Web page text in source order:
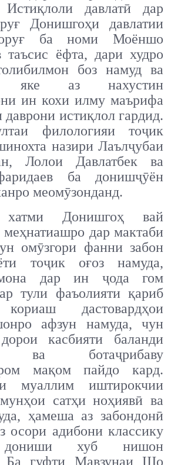
давлатӣ дар
Донишгоҳи давлатии
ба номи Моёншо
таъсис ёфта, дари худро
боз намуд ва
яке аз нахустин
ин кохи илму маърифа
даврони истиқлол гардид.
филологияи тоҷик
назири Лаълҷубаи
Лолои Давлатбек ва
ба донишҷӯён
меомӯзонданд.
Донишгоҳ вай
меҳнатиашро дар мактаби
омӯзгори фанни забон
тоҷик оғоз намуда,
дар ин ҷода гом
тули фаъолияти қариб
дастовардҳои
афзун намуда, чун
касбияти баланди
ва ботаҷрибаву
мақом пайдо кард.
муаллим иштирокчии
сатҳи ноҳиявӣ ва
ҳамеша аз забондонӣ
осори адибони классику
дониши хуб нишон
Ба гуфти Мавзунаи Шо